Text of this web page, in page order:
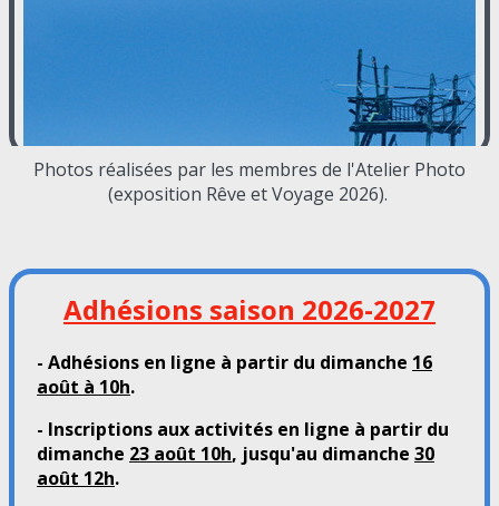
Photos réalisées par les membres de l'Atelier Photo
(exposition Rêve et Voyage 2026).
Adhésions saison 2026-2027
- Adhésions en ligne à partir du dimanche 16
août à 10h.
- Inscriptions aux activités en ligne à partir du
dimanche 23 août 10h, jusqu'au dimanche 30
août 12h.